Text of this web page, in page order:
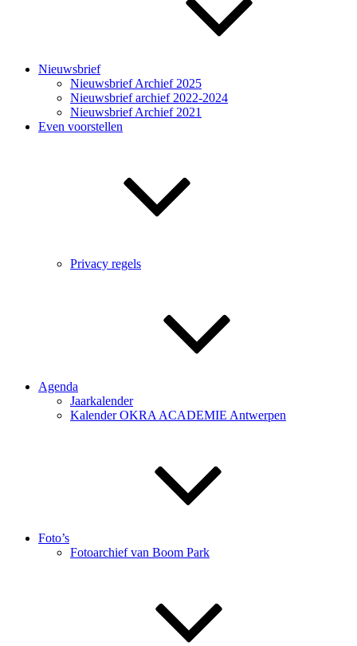
Nieuwsbrief
Nieuwsbrief Archief 2025
Nieuwsbrief archief 2022-2024
Nieuwsbrief Archief 2021
Even voorstellen
Privacy regels
Agenda
Jaarkalender
Kalender OKRA ACADEMIE Antwerpen
Foto’s
Fotoarchief van Boom Park